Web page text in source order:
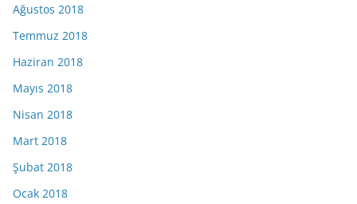
Ağustos 2018
Temmuz 2018
Haziran 2018
Mayıs 2018
Nisan 2018
Mart 2018
Şubat 2018
Ocak 2018